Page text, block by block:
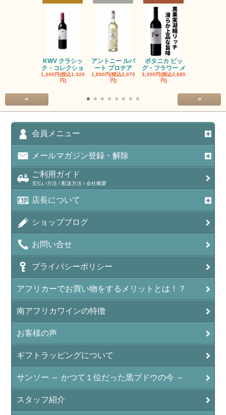
KWV クラシッ
ク・コレクショ
1,200円(税込1,320
円)
アントニー ルパ
ート プロテア
1,890円(税込2,079
円)
ボタニカ ビッ
グ・フラワー メ
3,350円(税込3,685
円)
< >
会員メニュー
メールマガジン登録・解除
ご利用ガイド
支払い方法 / 配送方法 / 会社概要
店長について
ショップブログ
お問い合せ
プライバシーポリシー
アフリカーでお買い物をするメリットとは！？
南アフリカワインの特徴
お客様の声
ギフトラッピングについて
サンソー ～ かつて１位だった黒ブドウの今 ～
スタッフ紹介